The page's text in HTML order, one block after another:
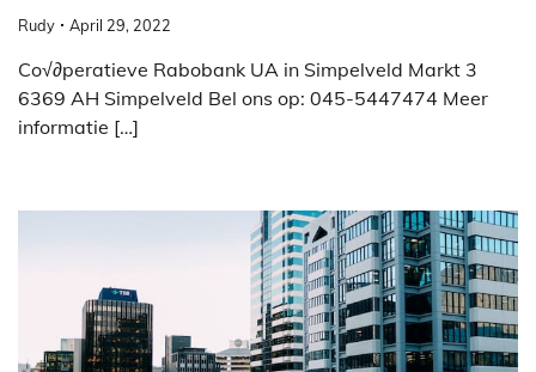
Rudy April 29, 2022
Co√∂peratieve Rabobank UA in Simpelveld Markt 3
6369 AH Simpelveld Bel ons op: 045-5447474 Meer
informatie […]